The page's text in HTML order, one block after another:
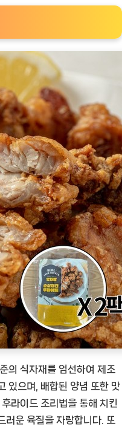
(1kg)
살
킨
가
라
아
게
ㅣ
추
천
상
품]
의 식자재를 엄선하여 제조
있으며, 배합된 양념 또한 맛
라이드 조리법을 통해 치킨
러운 육질을 자랑합니다. 또